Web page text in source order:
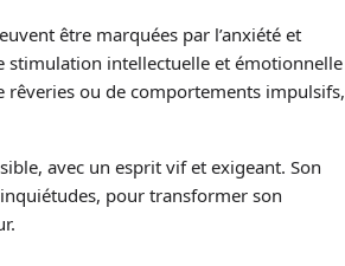
être marquées par l’anxiété et
stimulation intellectuelle et émotionnelle
rêveries ou de comportements impulsifs,
avec un esprit vif et exigeant. Son
pour transformer son